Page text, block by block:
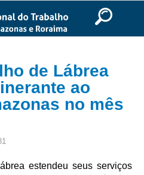
Ir para o rodapé
de Lábrea
ao
no mês
estendeu seus serviços